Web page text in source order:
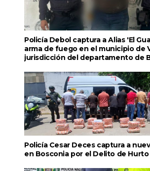
Policía Debol captura a Alias 'El
arma de fuego en el municipio de
jurisdicción del departamento de
Policía Cesar Deces captura a
en Bosconia por el Delito de Hurto